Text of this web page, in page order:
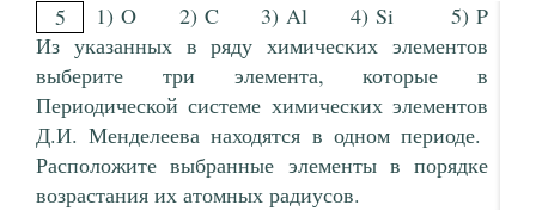
5
1) O 2) C 3) Al 4) Si 5) P
Из указанных в ряду химических элементов
выберите три элемента, которые в
Периодической системе химических элементов
Д.И. Менделеева находятся в одном периоде.
Расположите выбранные элементы в порядке
возрастания их атомных радиусов.